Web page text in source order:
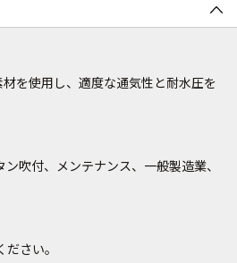
を使用し、適度な通気性と耐水圧を
吹付、メンテナンス、一般製造業、
さい。